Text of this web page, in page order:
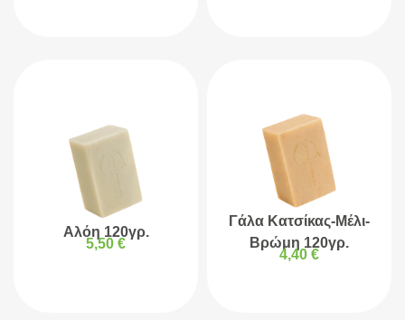
Αλόη 120γρ.
5,50 €
Γάλα Κατσίκας-Μέλι-
Βρώμη 120γρ.
4,40 €